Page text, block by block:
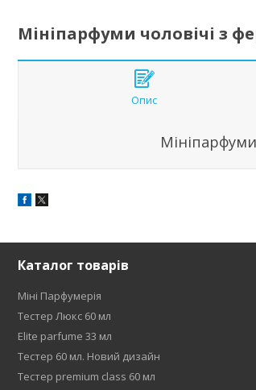
Мініпарфуми чоловічі з
Опис
Каталог товарів
Міні Парфумерія
Тестер Люкс 60 мл
Elite parfume 33 мл
Тестер 60 мл. Новий дизайн
Тестер premium class 60 мл